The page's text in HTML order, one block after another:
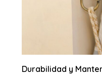
Durabilidad y